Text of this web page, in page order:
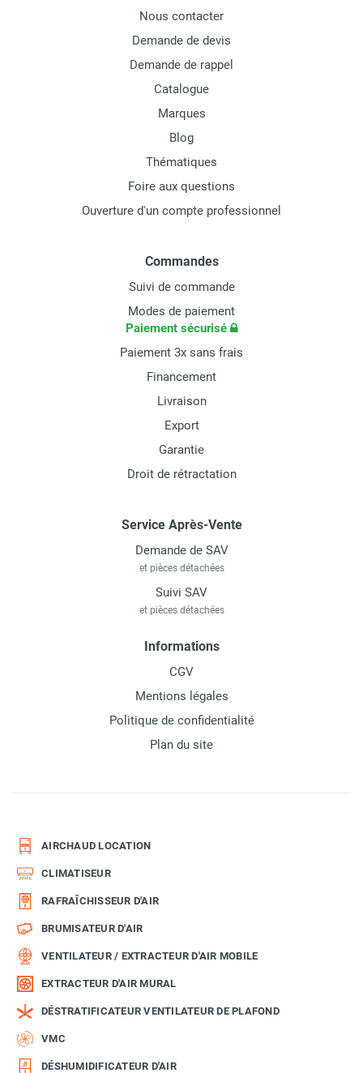
Nous contacter
Demande de devis
Demande de rappel
Catalogue
Marques
Blog
Thématiques
Foire aux questions
Ouverture d'un compte professionnel
Commandes
Suivi de commande
Modes de paiement
Paiement sécurisé
Paiement 3x sans frais
Financement
Livraison
Export
Garantie
Droit de rétractation
Service Après-Vente
Demande de SAV
et pièces détachées
Suivi SAV
et pièces détachées
Informations
CGV
Mentions légales
Politique de confidentialité
Plan du site
AIRCHAUD LOCATION
CLIMATISEUR
RAFRAÎCHISSEUR D'AIR
BRUMISATEUR D'AIR
VENTILATEUR / EXTRACTEUR D'AIR MOBILE
EXTRACTEUR D'AIR MURAL
DÉSTRATIFICATEUR VENTILATEUR DE PLAFOND
VMC
DÉSHUMIDIFICATEUR D'AIR